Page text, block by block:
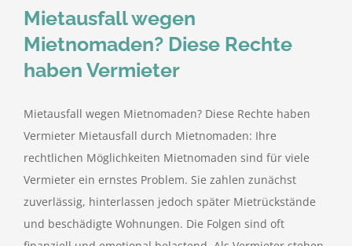
Mietausfall wegen
Mietnomaden? Diese Rechte
haben Vermieter
Mietausfall wegen Mietnomaden? Diese Rechte haben
Vermieter Mietausfall durch Mietnomaden: Ihre
rechtlichen Möglichkeiten Mietnomaden sind für viele
Vermieter ein ernstes Problem. Sie zahlen zunächst
zuverlässig, hinterlassen jedoch später Mietrückstände
und beschädigte Wohnungen. Die Folgen sind oft